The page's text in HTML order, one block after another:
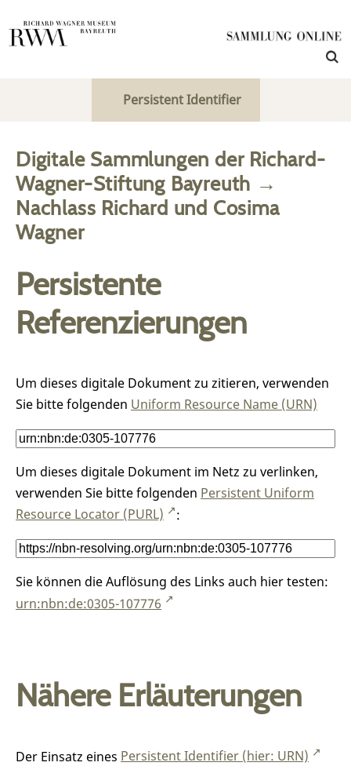
Persistent Identifier
Digitale Sammlungen der Richard-
Wagner-Stiftung Bayreuth →
Nachlass Richard und Cosima
Wagner
Persistente
Referenzierungen
Um dieses digitale Dokument zu zitieren, verwenden
Sie bitte folgenden Uniform Resource Name (URN)
Um dieses digitale Dokument im Netz zu verlinken,
verwenden Sie bitte folgenden Persistent Uniform
Resource Locator (PURL)
:
Sie können die Auflösung des Links auch hier testen:
urn:nbn:de:0305-107776
Nähere Erläuterungen
Der Einsatz eines Persistent Identifier (hier: URN)